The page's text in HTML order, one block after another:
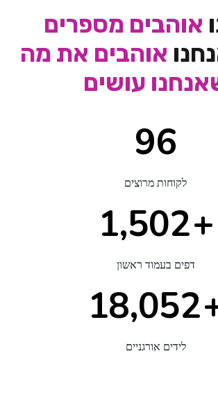
אוהבים מספרים
אוהבים את מה
עושים
110
לקוחות מרוצים
1,719+
דפים בעמוד ראשון
20,662
לידים אורגניים